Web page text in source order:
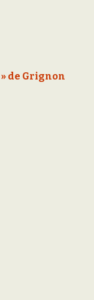
de Grignon